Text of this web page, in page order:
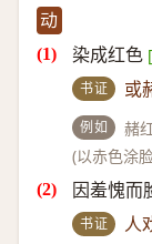
动
染成红色
书证 或
例如
赭
(以赤色涂
因羞愧而
书证
人